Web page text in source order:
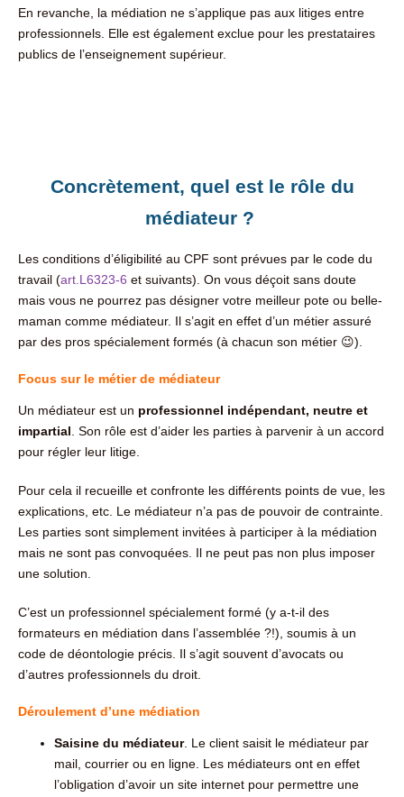
En revanche, la médiation ne s’applique pas aux litiges entre
professionnels. Elle est également exclue pour les prestataires
publics de l’enseignement supérieur.
Concrètement, quel est le rôle du
médiateur ?
Les conditions d’éligibilité au CPF sont prévues par le code du
travail (art.L6323-6 et suivants). On vous déçoit sans doute
mais vous ne pourrez pas désigner votre meilleur pote ou belle-
maman comme médiateur. Il s’agit en effet d’un métier assuré
par des pros spécialement formés (à chacun son métier 😉).
Focus sur le métier de médiateur
Un médiateur est un professionnel indépendant, neutre et
impartial. Son rôle est d’aider les parties à parvenir à un accord
pour régler leur litige.
Pour cela il recueille et confronte les différents points de vue, les
explications, etc. Le médiateur n’a pas de pouvoir de contrainte.
Les parties sont simplement invitées à participer à la médiation
mais ne sont pas convoquées. Il ne peut pas non plus imposer
une solution.
C’est un professionnel spécialement formé (y a-t-il des
formateurs en médiation dans l’assemblée ?!), soumis à un
code de déontologie précis. Il s’agit souvent d’avocats ou
d’autres professionnels du droit.
Déroulement d’une médiation
Saisine du médiateur. Le client saisit le médiateur par
mail, courrier ou en ligne. Les médiateurs ont en effet
l’obligation d’avoir un site internet pour permettre une